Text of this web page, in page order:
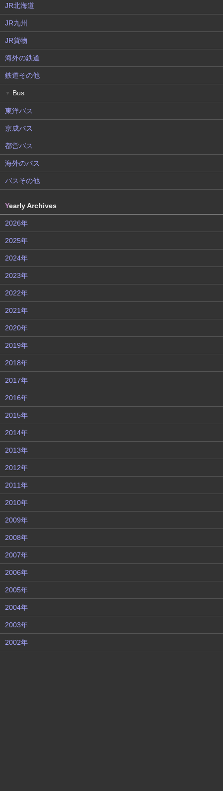
JR北海道
JR九州
JR貨物
海外の鉄道
鉄道その他
▼ Bus
東洋バス
京成バス
都営バス
海外のバス
バスその他
Yearly Archives
2026年
2025年
2024年
2023年
2022年
2021年
2020年
2019年
2018年
2017年
2016年
2015年
2014年
2013年
2012年
2011年
2010年
2009年
2008年
2007年
2006年
2005年
2004年
2003年
2002年